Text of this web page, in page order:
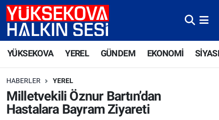
YÜKSEKOVA YEREL GÜNDEM EKONOMİ
HABERLER YEREL
Milletvekili Öznur Bartın’dan
Hastalara Bayram Ziyareti
Yüksekova Nöbetçi Eczaneler
Yüksekova Trafik Yoğunluk Haritası
Süper Lig Puan Durumu ve Fikstür